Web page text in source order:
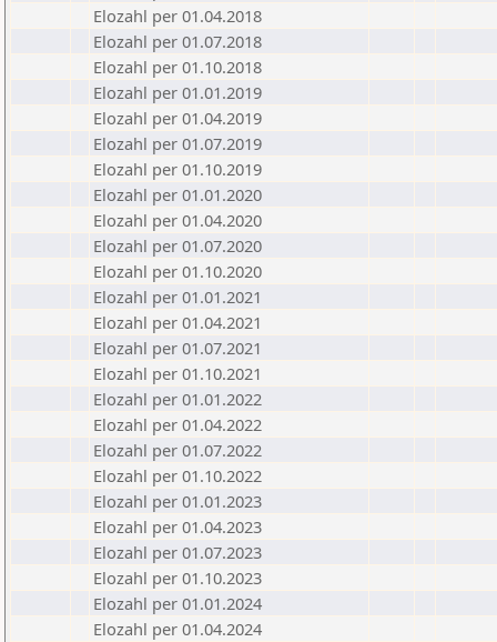
Elozahl per 01.04.2018
Elozahl per 01.07.2018
Elozahl per 01.10.2018
Elozahl per 01.01.2019
Elozahl per 01.04.2019
Elozahl per 01.07.2019
Elozahl per 01.10.2019
Elozahl per 01.01.2020
Elozahl per 01.04.2020
Elozahl per 01.07.2020
Elozahl per 01.10.2020
Elozahl per 01.01.2021
Elozahl per 01.04.2021
Elozahl per 01.07.2021
Elozahl per 01.10.2021
Elozahl per 01.01.2022
Elozahl per 01.04.2022
Elozahl per 01.07.2022
Elozahl per 01.10.2022
Elozahl per 01.01.2023
Elozahl per 01.04.2023
Elozahl per 01.07.2023
Elozahl per 01.10.2023
Elozahl per 01.01.2024
Elozahl per 01.04.2024